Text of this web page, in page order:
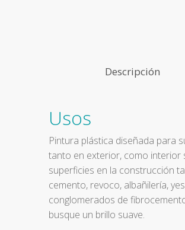
Descripción
Usos
Pintura plástica diseñada para
tanto en exterior, como interior
superficies en la construcción
cemento, revoco, albañilería,
conglomerados de
busque un brillo suave.